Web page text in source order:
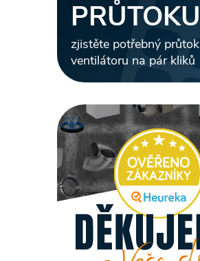
PRŮTOKU
zjistěte potřebný průtok
ventilátoru na pár kliků